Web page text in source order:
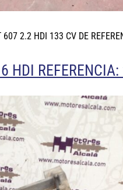
2.2 HDI 133 CV DE
HDI